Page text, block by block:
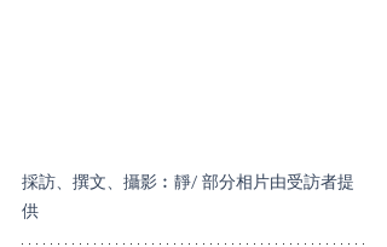
採訪、撰文、攝影︰靜/ 部分相片由受訪者提
供